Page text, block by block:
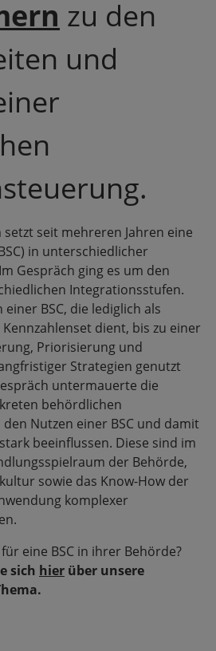
zu den
und
seit mehreren Jahren eine
in unterschiedlicher
Gespräch ging es um den
Integrationsstufen.
BSC, die lediglich als
dient, bis zu einer
Priorisierung und
Strategien genutzt
untermauerte die
behördlichen
Nutzen einer BSC und damit
beeinflussen. Diese sind im
der Behörde,
sowie das Know-How der
komplexer
eine BSC in ihrer Behörde?
sich hier über unsere